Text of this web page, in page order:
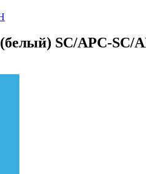
SC/APC-SC/